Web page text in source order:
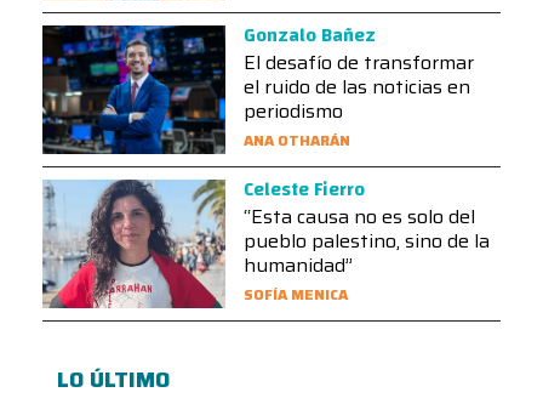
Gonzalo Bañez
El desafío de transformar
el ruido de las noticias en
periodismo
ANA OTHARÁN
Celeste Fierro
“Esta causa no es solo del
pueblo palestino, sino de la
humanidad”
SOFÍA MENICA
LO ÚLTIMO